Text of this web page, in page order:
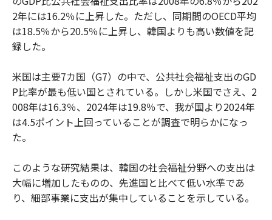
2年には16.2％に上昇した。ただし、同期間のOECD平均
は18.5％から20.5％に上昇し、韓国よりも高い数値を記
録した。
米国は主要7カ国（G7）の中で、公共社会福祉支出のGD
P比率が最も低い国とされている。しかし米国でさえ、2
008年は16.3％、2024年は19.8％で、我が国より2024年
は4.5ポイント上回っていることが調査で明らかになっ
た。
このような研究結果は、韓国の社会福祉分野への支出は
大幅に増加したものの、先進国と比べて低い水準であ
り、細部事業に支出が集中していることを示している。